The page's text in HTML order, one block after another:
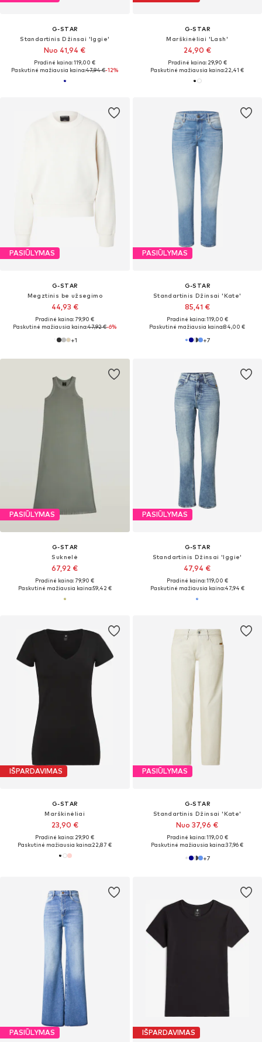
G-STAR
Standartinis Džinsai 'Iggie'
Nuo 41,94 €
Pradinė kaina: 119,00 €
Paskutinė mažiausia kaina:47,94 €-12%
G-STAR
Marškinėliai 'Lash'
24,90 €
Pradinė kaina: 29,90 €
Paskutinė mažiausia kaina:22,41 €
PASIŪLYMAS
G-STAR
Megztinis be užsegimo
44,93 €
Pradinė kaina: 79,90 €
Paskutinė mažiausia kaina:47,92 €-6%
+1
PASIŪLYMAS
G-STAR
Standartinis Džinsai 'Kate'
85,41 €
Pradinė kaina: 119,00 €
Paskutinė mažiausia kaina:84,00 €
+7
PASIŪLYMAS
G-STAR
Suknelė
67,92 €
Pradinė kaina: 79,90 €
Paskutinė mažiausia kaina:59,42 €
PASIŪLYMAS
G-STAR
Standartinis Džinsai 'Iggie'
47,94 €
Pradinė kaina: 119,00 €
Paskutinė mažiausia kaina:47,94 €
IŠPARDAVIMAS
G-STAR
Marškinėliai
23,90 €
Pradinė kaina: 29,90 €
Paskutinė mažiausia kaina:22,87 €
PASIŪLYMAS
G-STAR
Standartinis Džinsai 'Kate'
Nuo 37,96 €
Pradinė kaina: 119,00 €
Paskutinė mažiausia kaina:37,96 €
+7
PASIŪLYMAS IŠPARDAVIMAS